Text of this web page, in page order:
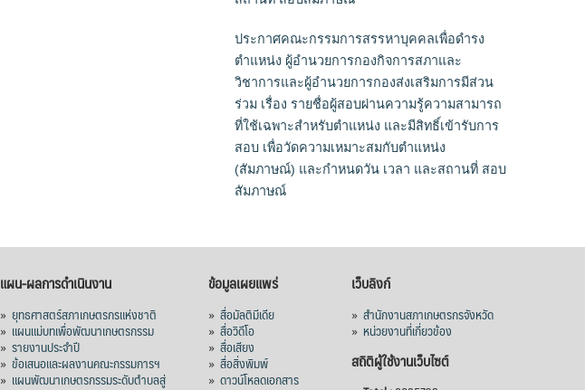
ประกาศคณะกรรมการสรรหาบุคคลเพื่อดำรง
ตำแหน่ง ผู้อำนวยการกองกิจการสภาและ
วิชาการและผู้อำนวยการกองส่งเสริมการมีส่วน
ร่วม เรื่อง รายชื่อผู้สอบผ่านความรู้ความสามารถ
ที่ใช้เฉพาะสำหรับตำแหน่ง และมีสิทธิ์เข้ารับการ
สอบ เพื่อวัดความเหมาะสมกับตำแหน่ง
(สัมภาษณ์) และกำหนดวัน เวลา และสถานที่ สอบ
สัมภาษณ์
แผน-ผลการดำเนินงาน
» ยุทธศาสตร์สภาเกษตรกรแห่งชาติ
» แผนแม่บทเพื่อพัฒนาเกษตรกรรม
» รายงานประจำปี
» ข้อเสนอและผลงานคณะกรรมการฯ
» แผนพัฒนาเกษตรกรรมระดับตำบลสู่
ข้อมูลเผยแพร่
» สื่อมัลติมีเดีย
» สื่อวิดีโอ
» สื่อเสียง
» สื่อสิ่งพิมพ์
» ดาวน์โหลดเอกสาร
เว็บลิงก์
» สำนักงานสภาเกษตรกรจังหวัด
» หน่วยงานที่เกี่ยวข้อง
สถิติผู้ใช้งานเว็บไซต์